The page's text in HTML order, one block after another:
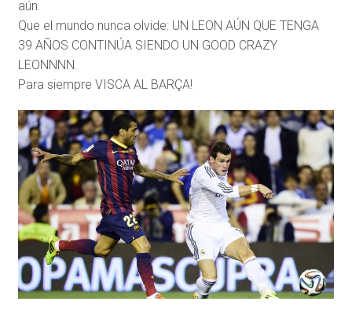
aún.
Que el mundo nunca olvide: UN LEON AÚN QUE TENGA
39 AÑOS CONTINÚA SIENDO UN GOOD CRAZY
LEONNNN.
Para siempre VISCA AL BARÇA!